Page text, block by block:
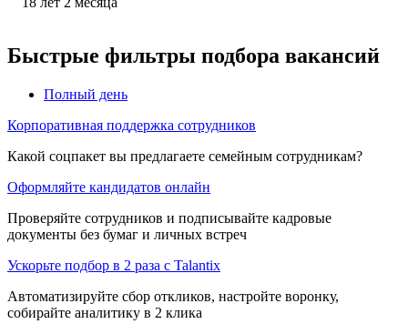
Быстрые фильтры подбора вакансий
Полный день
Корпоративная поддержка сотрудников
Какой соцпакет вы предлагаете семейным сотрудникам?
Оформляйте кандидатов онлайн
Проверяйте сотрудников и подписывайте кадровые
документы без бумаг и личных встреч
Ускорьте подбор в 2 раза с Talantix
Автоматизируйте сбор откликов, настройте воронку,
собирайте аналитику в 2 клика